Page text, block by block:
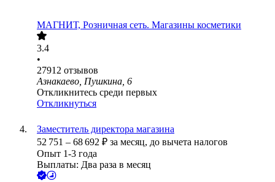
МАГНИТ, Розничная сеть. Магазины косметики
3.4
•
27912 отзывов
Азнакаево, Пушкина, 6
Откликнитесь среди первых
Откликнуться
Заместитель директора магазина
52 751 – 68 692 ₽ за месяц, до вычета налогов
Опыт 1-3 года
Выплаты: Два раза в месяц